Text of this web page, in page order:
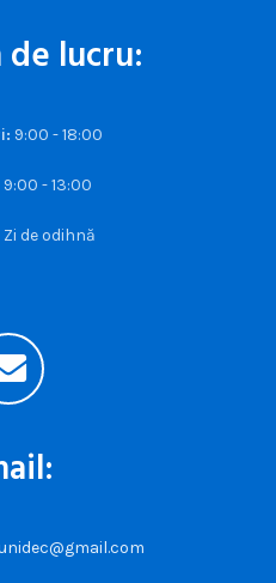
de lucru:
9:00 - 18:00
9:00 - 13:00
Zi de odihnă